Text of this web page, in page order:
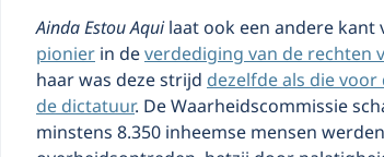
Ainda Estou Aquilaat ook een andere kant
pionierin deverdediging van de rechten
haar was deze strijddezelfde als die
de dictatuur. De Waarheidscommissie
minstens 8.350 inheemse mensen